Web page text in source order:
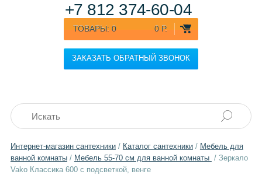
ТОВАРЫ: 0 0 Р.
ЗАКАЗАТЬ ОБРАТНЫЙ ЗВОНОК
+7 812 374-60-04
Интернет-магазин сантехники/ Каталог сантехники/ Мебель для
ванной комнаты/ Мебель 55-70 см для ванной комнаты / Зеркало
Vako Классика 600 с подсветкой, венге